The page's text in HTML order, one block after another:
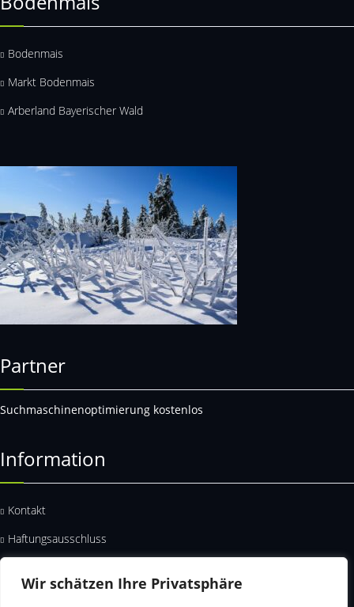
Wir schätzen Ihre Privatsphäre
Bodenmais
Markt Bodenmais
Arberland Bayerischer Wald
Partner
Suchmaschinenoptimierung kostenlos
Information
Kontakt
Haftungsausschluss